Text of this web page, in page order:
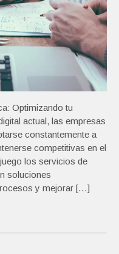
Optimizando tu
actual, las empresas
constantemente a
competitivas en el
los servicios de
soluciones
y mejorar […]